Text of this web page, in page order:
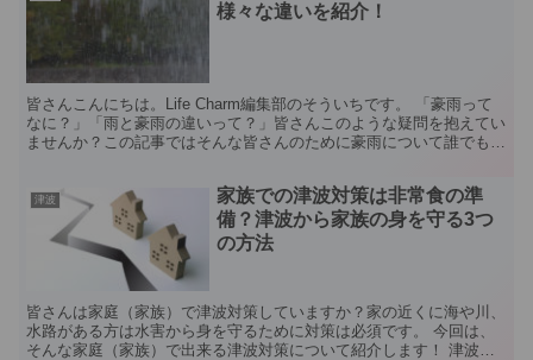
様々な違いを紹介！
皆さんこんにちは。Life Charm編集部のそういちです。 「豪雨って
なに？」「雨と豪雨の違いって？」皆さんこのような疑問を抱えてい
ませんか？この記事ではそんな皆さんのために豪雨について誰でも分
津波
家族での津波対策は非常食の準
備？津波から家族の身を守る3つ
の方法
皆さんは家庭（家族）で津波対策していますか？家の近くに海や川、
水路がある方は水害から身を守るために対策は必須です。 今回は、
そんな家庭（家族）で出来る津波対策について紹介します！ 津波の